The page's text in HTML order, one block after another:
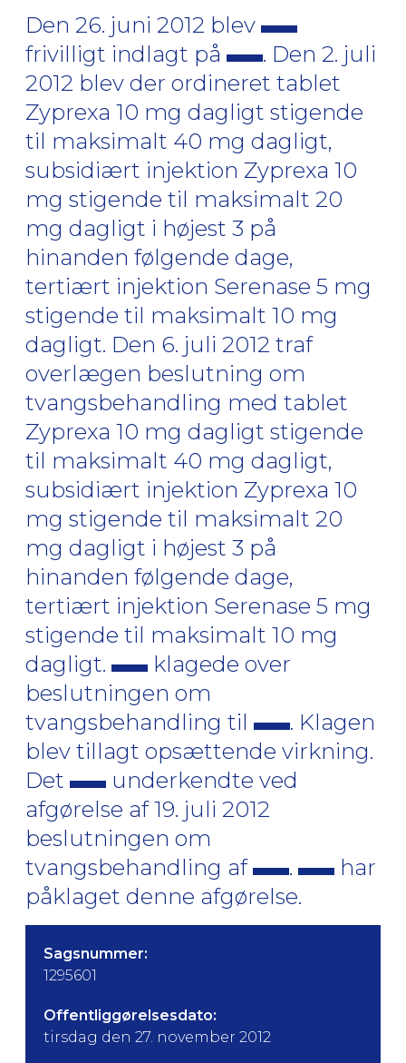
Den 26. juni 2012 blev
frivilligt indlagt på
. Den 2. juli
2012 blev der ordineret tablet
Zyprexa 10 mg dagligt stigende
til maksimalt 40 mg dagligt,
subsidiært injektion Zyprexa 10
mg stigende til maksimalt 20
mg dagligt i højest 3 på
hinanden følgende dage,
tertiært injektion Serenase 5 mg
stigende til maksimalt 10 mg
dagligt. Den 6. juli 2012 traf
overlægen beslutning om
tvangsbehandling med tablet
Zyprexa 10 mg dagligt stigende
til maksimalt 40 mg dagligt,
subsidiært injektion Zyprexa 10
mg stigende til maksimalt 20
mg dagligt i højest 3 på
hinanden følgende dage,
tertiært injektion Serenase 5 mg
stigende til maksimalt 10 mg
dagligt.
klagede over
beslutningen om
tvangsbehandling til
. Klagen
blev tillagt opsættende virkning.
Det
underkendte ved
afgørelse af 19. juli 2012
beslutningen om
tvangsbehandling af
.
har
påklaget denne afgørelse.
Sagsnummer:
1295601
Offentliggørelsesdato:
tirsdag den 27. november 2012